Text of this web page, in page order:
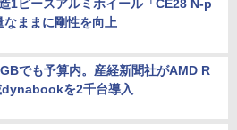
1ピースアルミホイール「CE28 N-p
ままに剛性を向上
でも予算内。産経新聞社がAMD R
を2千台導入